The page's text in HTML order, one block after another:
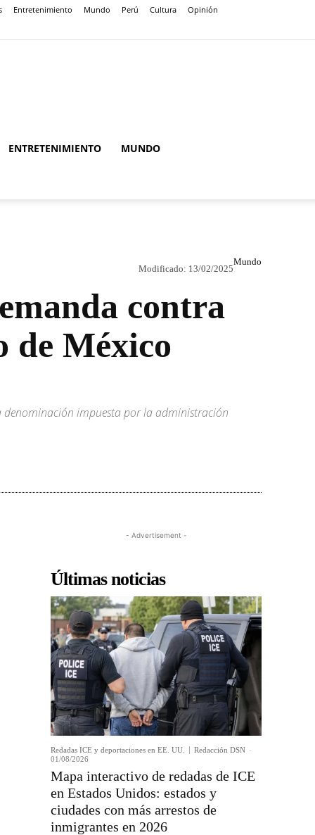
Entretenimiento Mundo Perú Cultura Opinión
ENTRETENIMIENTO MUNDO
Mundo
Modificado: 13/02/2025
contra
de México
denominación impuesta por la administración
- Advertisement -
Últimas noticias
Redadas ICE y deportaciones en EE. UU. Redacción DSN -
01/08/2026
Mapa interactivo de redadas de ICE
en Estados Unidos: estados y
ciudades con más arrestos de
inmigrantes en 2026